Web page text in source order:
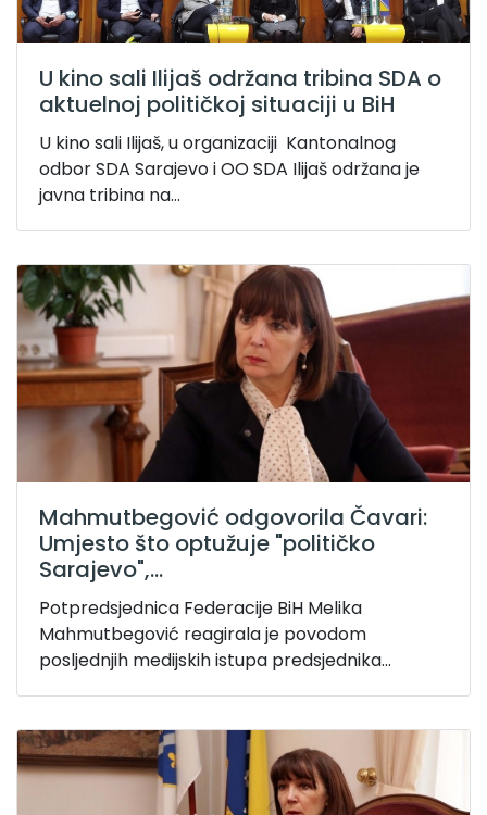
U kino sali Ilijaš održana tribina SDA o
aktuelnoj političkoj situaciji u BiH
U kino sali Ilijaš, u organizaciji Kantonalnog
odbor SDA Sarajevo i OO SDA Ilijaš održana je
javna tribina na...
Mahmutbegović odgovorila Čavari:
Umjesto što optužuje "političko
Sarajevo",...
Potpredsjednica Federacije BiH Melika
Mahmutbegović reagirala je povodom
posljednjih medijskih istupa predsjednika...